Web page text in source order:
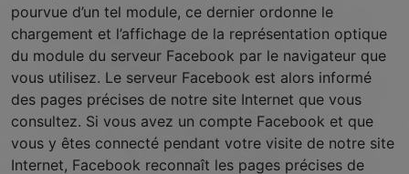
pourvue d’un tel module, ce dernier ordonne le
chargement et l’affichage de la représentation optique
du module du serveur Facebook par le navigateur que
vous utilisez. Le serveur Facebook est alors informé
des pages précises de notre site Internet que vous
consultez. Si vous avez un compte Facebook et que
vous y êtes connecté pendant votre visite de notre site
Internet, Facebook reconnaît les pages précises de